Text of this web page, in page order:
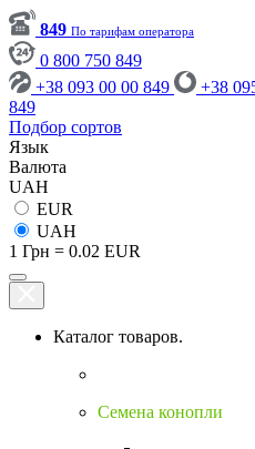
849 По тарифам оператора
0 800 750 849
+38 093 00 00 849
+38
849
Подбор сортов
Язык
Валюта
UAH
EUR
UAH
1 Грн = 0.02 EUR
Каталог товаров.
Семена конопли